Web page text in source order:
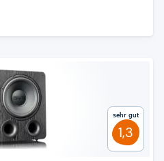
Sehr gut
1,3